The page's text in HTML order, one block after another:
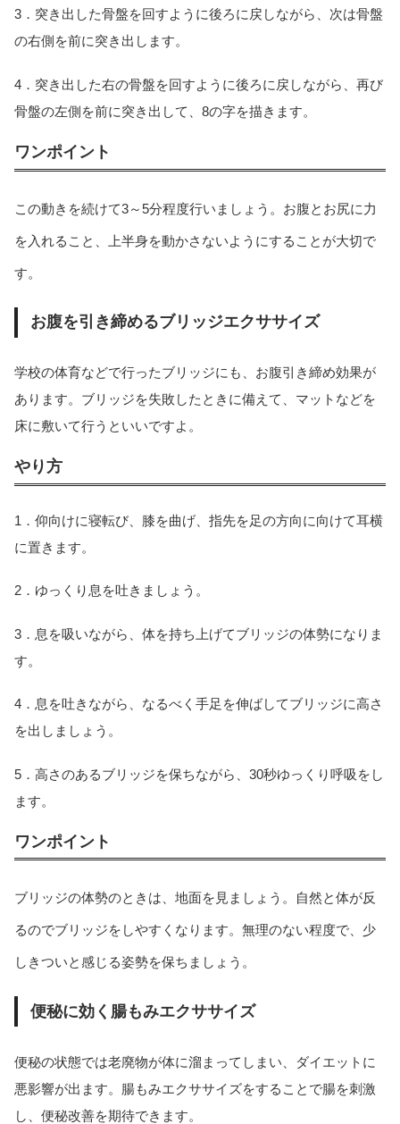
3．突き出した骨盤を回すように後ろに戻しながら、次は骨盤
の右側を前に突き出します。
4．突き出した右の骨盤を回すように後ろに戻しながら、再び
骨盤の左側を前に突き出して、8の字を描きます。
ワンポイント
この動きを続けて3～5分程度行いましょう。お腹とお尻に力
を入れること、上半身を動かさないようにすることが大切で
す。
お腹を引き締めるブリッジエクササイズ
学校の体育などで行ったブリッジにも、お腹引き締め効果が
あります。ブリッジを失敗したときに備えて、マットなどを
床に敷いて行うといいですよ。
やり方
1．仰向けに寝転び、膝を曲げ、指先を足の方向に向けて耳横
に置きます。
2．ゆっくり息を吐きましょう。
3．息を吸いながら、体を持ち上げてブリッジの体勢になりま
す。
4．息を吐きながら、なるべく手足を伸ばしてブリッジに高さ
を出しましょう。
5．高さのあるブリッジを保ちながら、30秒ゆっくり呼吸をし
ます。
ワンポイント
ブリッジの体勢のときは、地面を見ましょう。自然と体が反
るのでブリッジをしやすくなります。無理のない程度で、少
しきついと感じる姿勢を保ちましょう。
便秘に効く腸もみエクササイズ
便秘の状態では老廃物が体に溜まってしまい、ダイエットに
悪影響が出ます。腸もみエクササイズをすることで腸を刺激
し、便秘改善を期待できます。